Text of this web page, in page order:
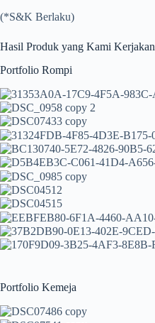
(*S&K Berlaku)
Hasil Produk yang Kami Kerjakan
Portfolio Rompi
Portfolio Kemeja